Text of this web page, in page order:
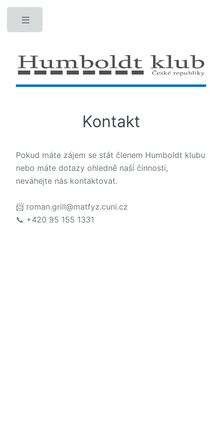
Kontakt
Pokud máte zájem se stát členem Humboldt klubu
nebo máte dotazy ohledně naší činnosti,
neváhejte nás kontaktovat.
📨 roman.grill@matfyz.cuni.cz
📞 +420 95 155 1331